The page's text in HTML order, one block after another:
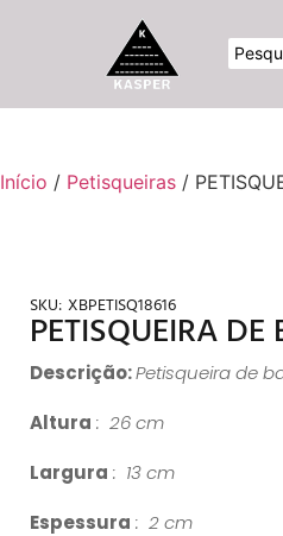
Início / Petisqueiras /
SKU: XBPETISQ18616
PETISQUEIRA
Descrição:Petisqueira de
Altura : 26 cm
Largura : 13 cm
Espessura : 2 cm